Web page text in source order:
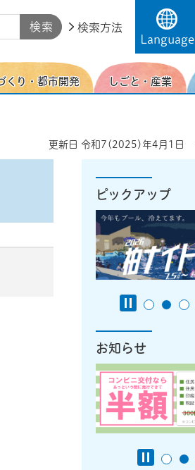
検索方法
Language
くり・都市開発 しごと・産業
更新日 令和7(2025)年4月1日
ピックアップ
お知らせ